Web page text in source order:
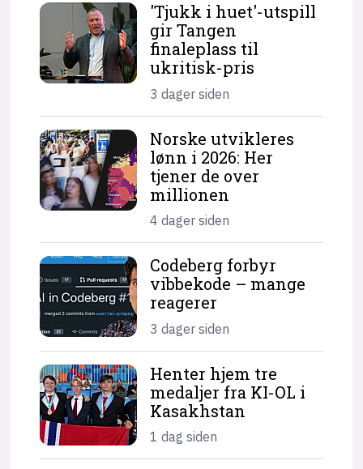
'Tjukk i huet'-utspill
gir Tangen
finaleplass til
ukritisk-pris
3 dager siden
Norske utvikleres
lønn i 2026: Her
tjener de over
millionen
4 dager siden
Codeberg forbyr
vibbekode – mange
reagerer
3 dager siden
Henter hjem tre
medaljer fra KI-OL i
Kasakhstan
1 dag siden